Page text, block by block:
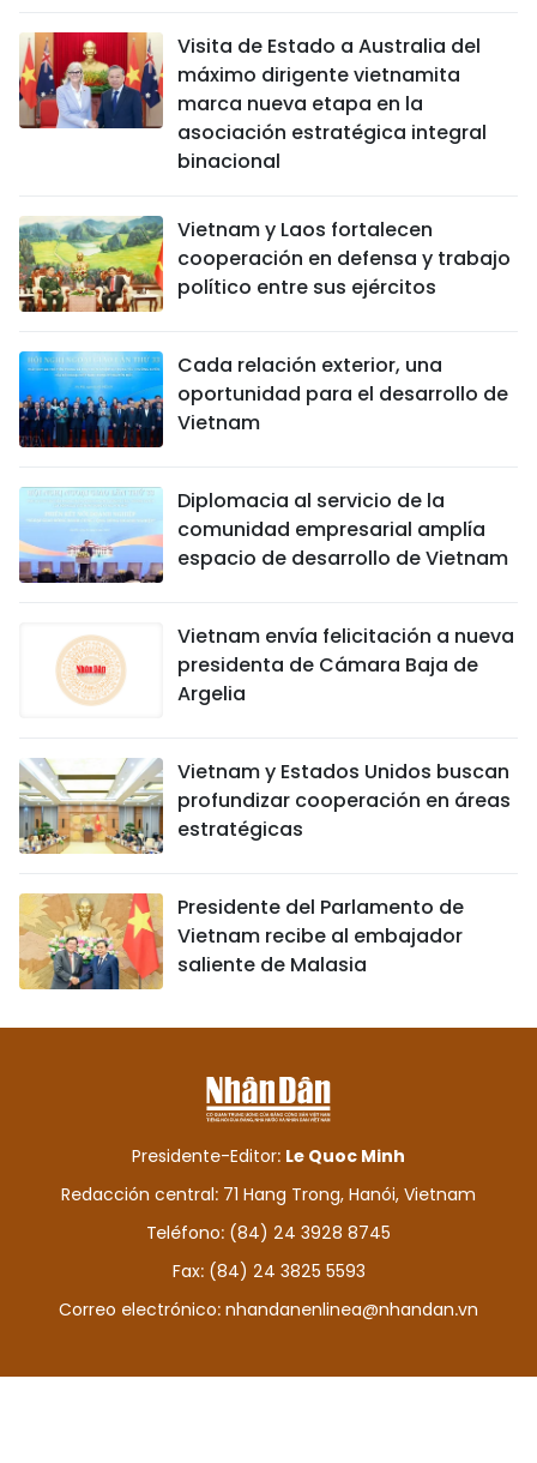
Visita de Estado a Australia del
máximo dirigente vietnamita
marca nueva etapa en la
asociación estratégica integral
binacional
Vietnam y Laos fortalecen
cooperación en defensa y trabajo
político entre sus ejércitos
Cada relación exterior, una
oportunidad para el desarrollo de
Vietnam
Diplomacia al servicio de la
comunidad empresarial amplía
espacio de desarrollo de Vietnam
Vietnam envía felicitación a nueva
presidenta de Cámara Baja de
Argelia
Vietnam y Estados Unidos buscan
profundizar cooperación en áreas
estratégicas
Presidente del Parlamento de
Vietnam recibe al embajador
saliente de Malasia
Presidente-Editor: Le Quoc Minh
Redacción central: 71 Hang Trong, Hanói, Vietnam
Teléfono: (84) 24 3928 8745
Fax: (84) 24 3825 5593
Correo electrónico: nhandanenlinea@nhandan.vn